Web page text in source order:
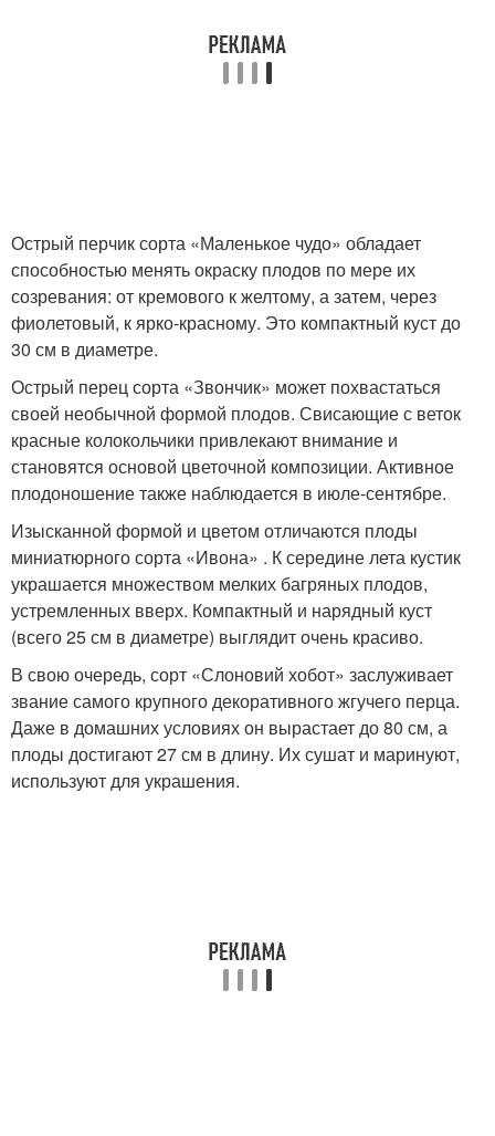
Острый перчик сорта «Маленькое чудо» обладает
способностью менять окраску плодов по мере их
созревания: от кремового к желтому, а затем, через
фиолетовый, к ярко-красному. Это компактный куст до
30 см в диаметре.
Острый перец сорта «Звончик» может похвастаться
своей необычной формой плодов. Свисающие с веток
красные колокольчики привлекают внимание и
становятся основой цветочной композиции. Активное
плодоношение также наблюдается в июле-сентябре.
Изысканной формой и цветом отличаются плоды
миниатюрного сорта «Ивона» . К середине лета кустик
украшается множеством мелких багряных плодов,
устремленных вверх. Компактный и нарядный куст
(всего 25 см в диаметре) выглядит очень красиво.
В свою очередь, сорт «Слоновий хобот» заслуживает
звание самого крупного декоративного жгучего перца.
Даже в домашних условиях он вырастает до 80 см, а
плоды достигают 27 см в длину. Их сушат и маринуют,
используют для украшения.